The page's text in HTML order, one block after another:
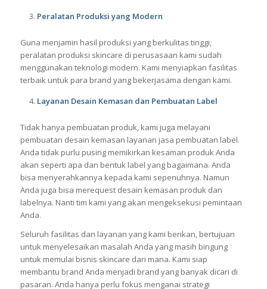
ditangani oleh para tim yang sudah berpengalaman dan
Peralatan Produksi yang Modern
Guna menjamin hasil produksi yang berkulitas tinggi,
menggunakan teknologi modern. Kami menyiapkan fasilitas
Layanan Desain Kemasan dan Pembuatan Label
Tidak hanya pembuatan produk, kami juga melayani
pembuatan desain kemasan layanan jasa pembuatan label.
Anda tidak purlu pusing memikirkan kesaman produk Anda
akan seperti apa dan bentuk label yang bagaimana. Anda
bisa menyerahkannya kepada kami sepenuhnya. Namun
labelnya. Nanti tim kami yang akan mengeksekusi pemintaan
Anda.
Seluruh fasilitas dan layanan yang kami berikan, bertujuan
untuk menyelesaikan masalah Anda yang masih bingung